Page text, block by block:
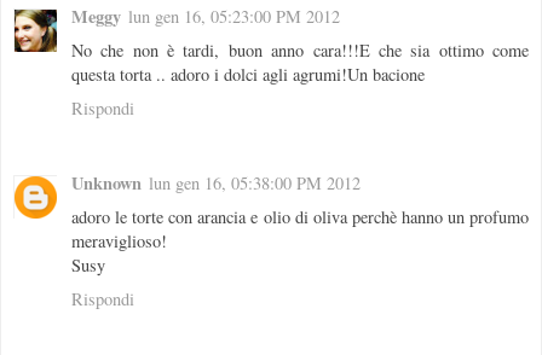
Meggy lun gen 16, 05:23:00 PM 2012
No che non è tardi, buon anno cara!!!E che sia ottimo come
questa torta .. adoro i dolci agli agrumi!Un bacione
Rispondi
Unknown lun gen 16, 05:38:00 PM 2012
adoro le torte con arancia e olio di oliva perchè hanno un profumo
meraviglioso!
Susy
Rispondi